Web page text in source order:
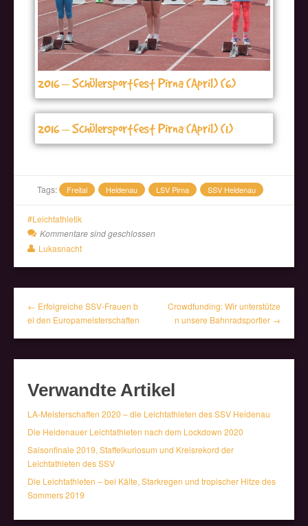
2016 – Schülersportfest Pirna (April) (6)
2016 – Schülersportfest Pirna (April) (1)
Tags: Freital Heidenau LSV Pirna SSV Heidenau
Leichtathletik
Kommentare sind geschlossen
Lukasnacht
← Erfolgreiche SSV-Frauen b
ei den Europameisterschaften
Crowdfunding: Wir unterstütze
n unsere Bahnradsportler →
Verwandte Artikel
LA-Meisterschaften 2020 – die Leichtathleten des SSV Heidenau
Die Heidenauer Leichtathleten nach dem Lockdown 2020
Saisonfinale 2019, Staffelkuriosum und Kreisrekord der
Leichtathleten des SSV
Die Leichtathleten – bei Kälte, Starkregen und tropischer Hitze des
Sommers 2019